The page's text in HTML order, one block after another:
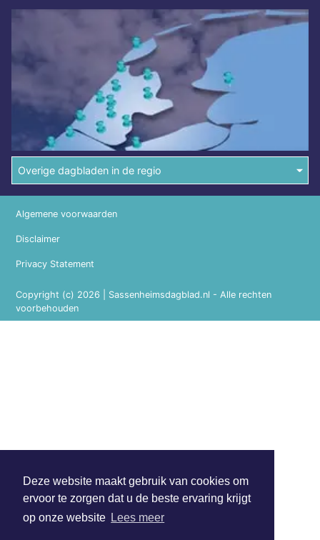
Deze website maakt gebruik van cookies om
ervoor te zorgen dat u de beste ervaring krijgt
op onze website Lees meer
Overige dagbladen in de regio
Copyright (c) 2026 | Sassenheimsdagblad.nl - Alle rechten
voorbehouden
Algemene voorwaarden
Disclaimer
Privacy Statement